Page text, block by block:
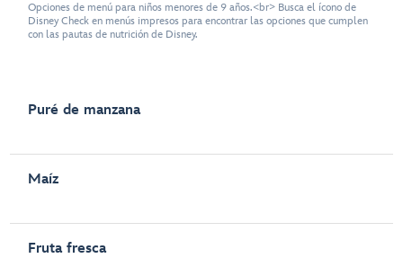
Opciones de menú para niños menores de 9 años.<br> Busca el ícono de
Disney Check en menús impresos para encontrar las opciones que cumplen
con las pautas de nutrición de Disney.
Puré de manzana
Maíz
Fruta fresca